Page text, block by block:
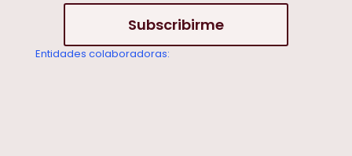
Entidades colaboradoras: